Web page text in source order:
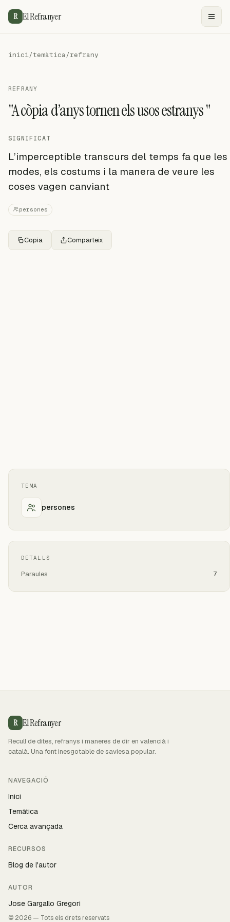
R El Refranyer
inici/temàtica/refrany
REFRANY
"A còpia d’anys tornen els usos estranys "
SIGNIFICAT
L’imperceptible transcurs del temps fa que les
modes, els costums i la manera de veure les
coses vagen canviant
persones
Copia Comparteix
TEMA
persones
DETALLS
Paraules 7
R El Refranyer
Recull de dites, refranys i maneres de dir en valencià i
català. Una font inesgotable de saviesa popular.
NAVEGACIÓ
Inici
Temàtica
Cerca avançada
RECURSOS
Blog de l'autor
AUTOR
Jose Gargallo Gregori
© 2026 — Tots els drets reservats